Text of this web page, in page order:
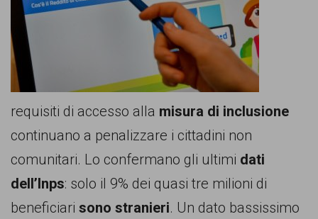
comunicazione
specificamente
dedicato
al
fenomeno
del
razzismo
curato
da
requisiti di accesso alla misura di inclusione
continuano a penalizzare i cittadini non
comunitari. Lo confermano gli ultimi dati
dell’Inps: solo il 9% dei quasi tre milioni di
beneficiari sono stranieri. Un dato bassissimo